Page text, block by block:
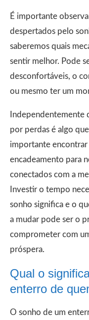
É importante
despertados pelo
saberemos quais
sentir melhor. Pode
desconfortáveis, o
ou mesmo ter um
Independentemente
por perdas é algo
importante
encadeamento para
conectados com a
Investir o tempo
sonho significa e o
a mudar pode ser o
comprometer com
próspera.
Qual o
enterro de
O sonho de um